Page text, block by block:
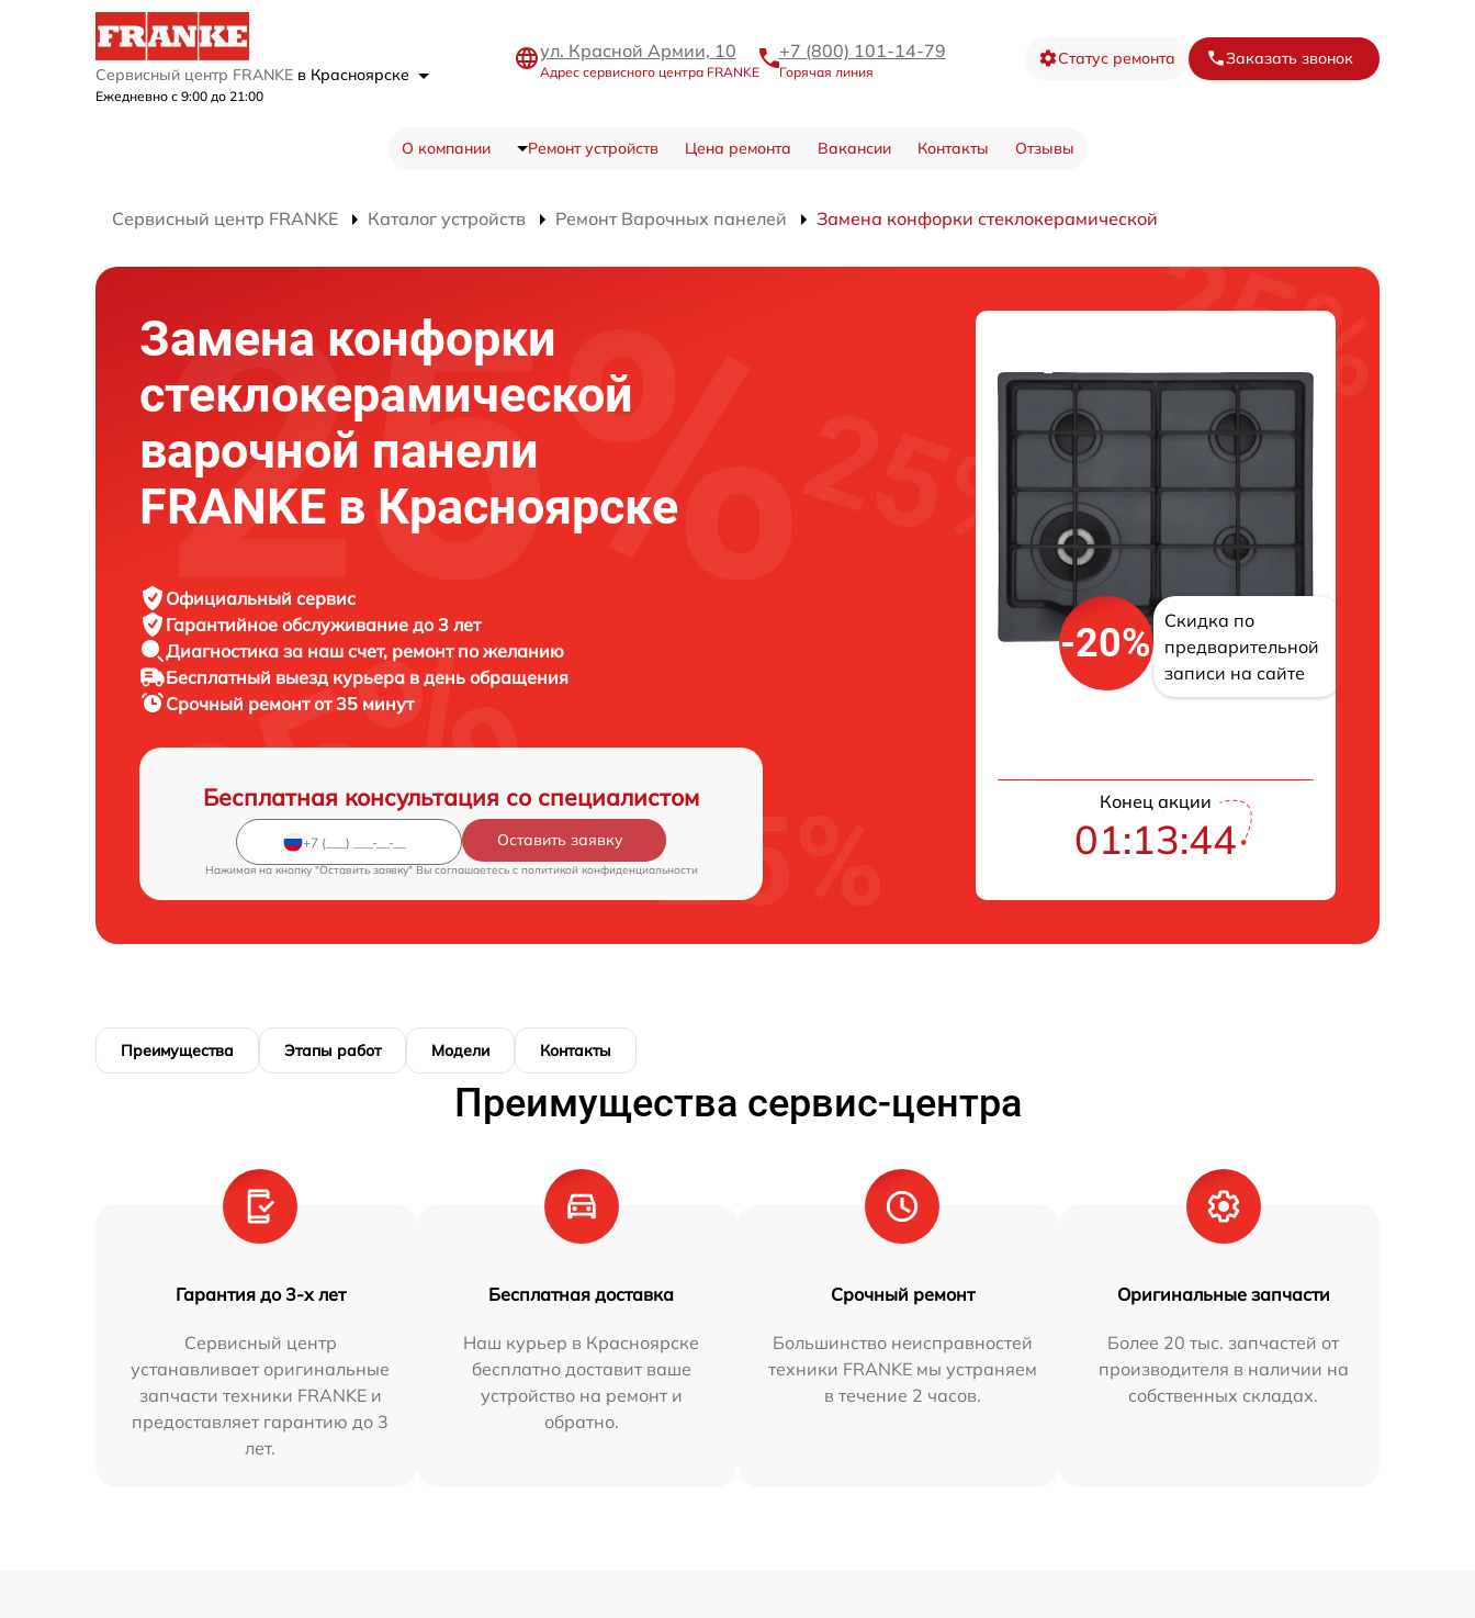
Сервисный центр FRANKE в Красноярске
Ежедневно с 9:00 до 21:00
ул. Красной Армии, 10
Адрес сервисного центра FRANKE
+7 (800) 101-14-79
Горячая линия
Статус ремонта Заказать звонок
О компании Ремонт устройств Цена ремонта Вакансии Контакты Отзывы
Сервисный центр FRANKE Каталог устройств Ремонт Варочных панелей Замена конфорки стеклокерамической
Замена конфорки
стеклокерамической
варочной панели
FRANKE в Красноярске
Официальный сервис
Гарантийное обслуживание до 3 лет
Диагностика за наш счет, ремонт по желанию
Бесплатный выезд курьера в день обращения
Срочный ремонтот 35 минут
Бесплатная консультация со специалистом
Оставить заявку
Нажимая на кнопку "Оставить заявку" Вы соглашаетесь c политикой конфиденциальности
-20%
Скидка по
предварительной
записи на сайте
Конец акции
01:13:43
Преимущества Этапы работ Модели Контакты
Преимущества сервис-центра
Гарантия до 3-х лет
Сервисный центр
устанавливает оригинальные
запчасти техники FRANKE и
предоставляет гарантию до 3
лет.
Бесплатная доставка
Наш курьер в Красноярске
бесплатно доставит ваше
устройство на ремонт и
обратно.
Срочный ремонт
Большинство неисправностей
техники FRANKE мы устраняем
в течение 2 часов.
Оригинальные запчасти
Более 20 тыс. запчастей от
производителя в наличии на
собственных складах.